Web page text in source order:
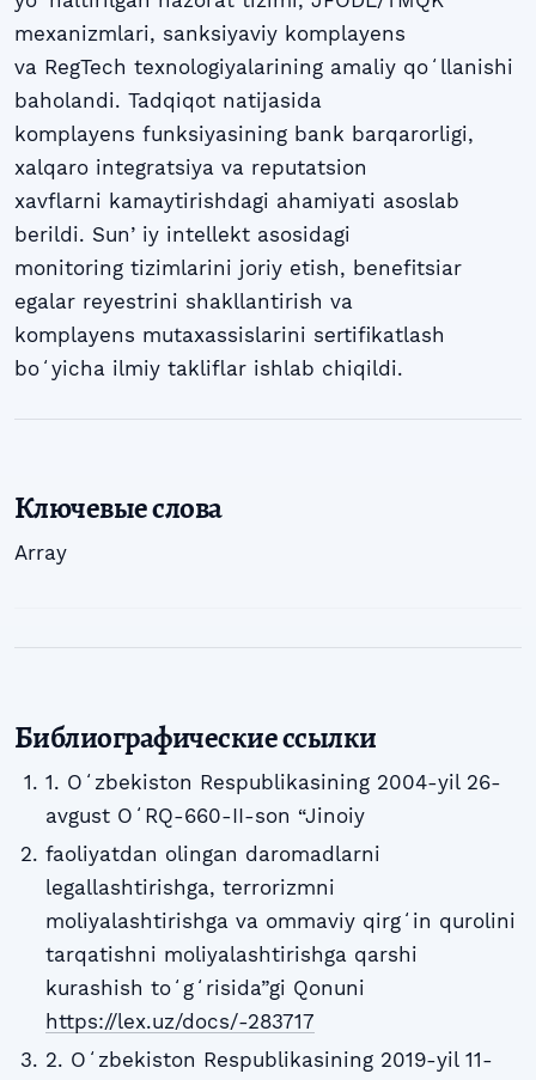
mexanizmlari, sanksiyaviy komplayens
va RegTech texnologiyalarining amaliy qoʻllanishi
baholandi. Tadqiqot natijasida
komplayens funksiyasining bank barqarorligi,
xalqaro integratsiya va reputatsion
xavflarni kamaytirishdagi ahamiyati asoslab
berildi. Sunʼiy intellekt asosidagi
monitoring tizimlarini joriy etish, benefitsiar
egalar reyestrini shakllantirish va
komplayens mutaxassislarini sertifikatlash
boʻyicha ilmiy takliflar ishlab chiqildi.
Ключевые слова
Array
Библиографические ссылки
1. Oʻzbekiston Respublikasining 2004-yil 26-
avgust OʻRQ-660-II-son “Jinoiy
faoliyatdan olingan daromadlarni
legallashtirishga, terrorizmni
moliyalashtirishga va ommaviy qirgʻin qurolini
tarqatishni moliyalashtirishga qarshi
kurashish toʻgʻrisida”gi Qonuni
https://lex.uz/docs/-283717
2. Oʻzbekiston Respublikasining 2019-yil 11-